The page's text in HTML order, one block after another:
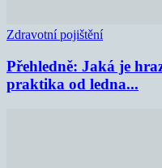
Zdravotní pojištění
Přehledně: Jaká je
praktika od ledna...